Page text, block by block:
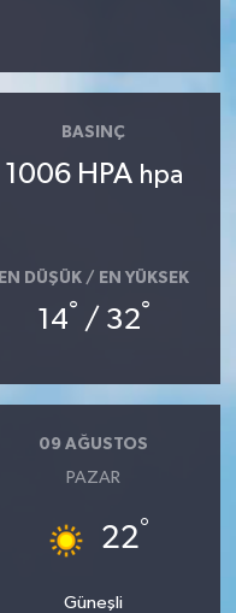
BASINÇ
1006 HPA hpa
EN DÜŞÜK / EN YÜKSEK
14° / 32°
09 AĞUSTOS
PAZAR
22°
Güneşli